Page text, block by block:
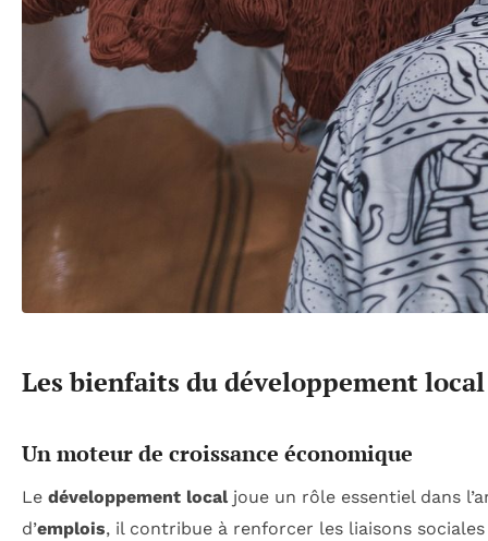
Les bienfaits du développement
Un moteur de croissance économique
Le développement localjoue un rôle essentiel dans
d’emplois, il contribue à renforcer les liaisons